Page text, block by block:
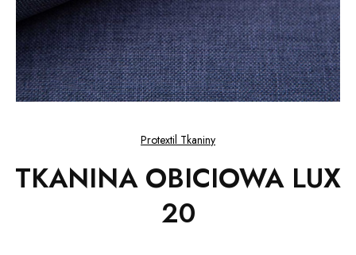
Protextil Tkaniny
TKANINA OBICIOWA LUX
20